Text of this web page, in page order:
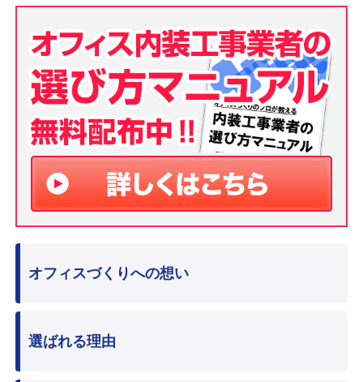
オフィスづくりへの想い
選ばれる理由